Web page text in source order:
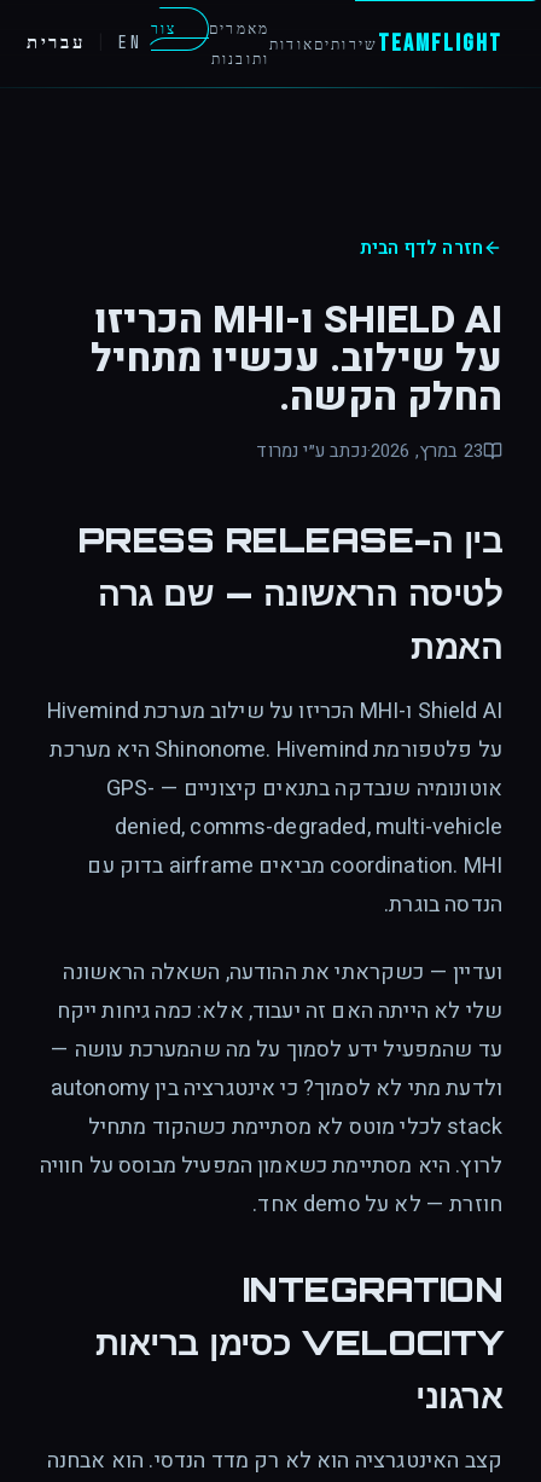
TeamFlight שירותים אודות
מאמרים
ותובנות
צור
EN עברית
חזרה לדף הבית
SHIELD AI ו-MHI הכריזו
על שילוב. עכשיו מתחיל
החלק הקשה.
23 במרץ, 2026 ·נכתב ע״י נמרוד
בין ה-PRESS RELEASE
לטיסה הראשונה — שם גרה
האמת
Shield AI ו-MHI הכריזו על שילוב מערכת Hivemind
על פלטפורמת Shinonome. Hivemind היא מערכת
אוטונומיה שנבדקה בתנאים קיצוניים — GPS-
denied, comms-degraded, multi-vehicle
coordination. MHI מביאים airframe בדוק עם
הנדסה בוגרת.
ועדיין — כשקראתי את ההודעה, השאלה הראשונה
שלי לא הייתה האם זה יעבוד, אלא: כמה גיחות ייקח
עד שהמפעיל ידע לסמוך על מה שהמערכת עושה —
ולדעת מתי לא לסמוך? כי אינטגרציה בין autonomy
stack לכלי מוטס לא מסתיימת כשהקוד מתחיל
לרוץ. היא מסתיימת כשאמון המפעיל מבוסס על חוויה
חוזרת — לא על demo אחד.
INTEGRATION
VELOCITY כסימן בריאות
ארגוני
קצב האינטגרציה הוא לא רק מדד הנדסי. הוא אבחנה